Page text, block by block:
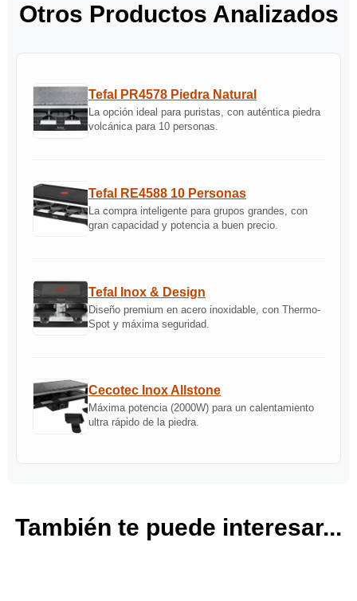
Otros Productos Analizados
Tefal PR4578 Piedra Natural
La opción ideal para puristas, con auténtica piedra
volcánica para 10 personas.
Tefal RE4588 10 Personas
La compra inteligente para grupos grandes, con
gran capacidad y potencia a buen precio.
Tefal Inox & Design
Diseño premium en acero inoxidable, con Thermo-
Spot y máxima seguridad.
Cecotec Inox Allstone
Máxima potencia (2000W) para un calentamiento
ultra rápido de la piedra.
También te puede interesar...